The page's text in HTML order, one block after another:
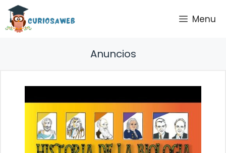
Saltar
contenido
Menu
Anuncios